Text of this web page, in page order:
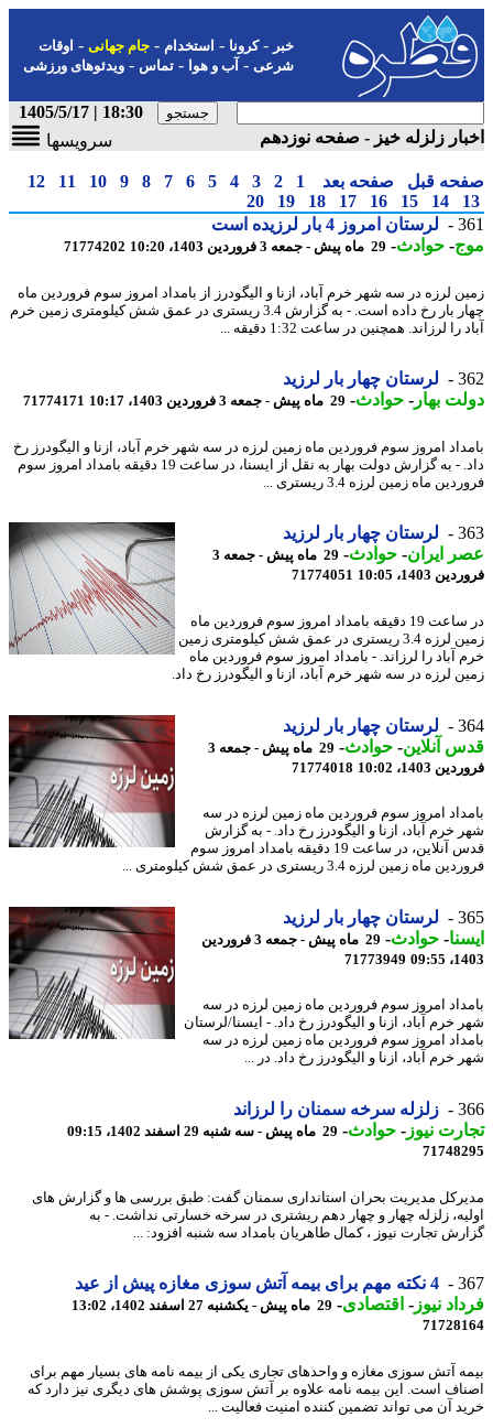
-کرونا-استخدام- جام جهانی-اوقات
شرعی-آب و هوا-تماس-ویدئوهای ورزشی
18:30 | 1405/5/17
زلزله خیز - صفحه نوزدهم
سرویسها
قبل صفحه بعد 1
2
3
4
5
6
7
8
9
10
11
12
14
15
16
17
18
19
20
لرستان امروز 4 بار لرزیده است
-حوادث -29 ماه پیش - جمعه 3 فروردین 1403، 10:20 71774202
لرزه در سه شهر خرم آباد، ازنا و الیگودرز از بامداد امروز سوم فروردین ماه
چهار بار رخ داده است. - به گزارش 3.4 ریستری در عمق شش کیلومتری زمین خرم
را لرزاند. همچنین در ساعت 1:32 دقیقه ...
لرستان چهار بار لرزید
بهار -حوادث -29 ماه پیش - جمعه 3 فروردین 1403، 10:17 71774171
امروز سوم فروردین ماه زمین لرزه در سه شهر خرم آباد، ازنا و الیگودرز رخ
داد. - به گزارش دولت بهار به نقل از ایسنا، در ساعت 19 دقیقه بامداد امروز سوم
ماه زمین لرزه 3.4 ریستری ...
لرستان چهار بار لرزید
ایران- حوادث -
29 ماه پیش - جمعه 3
1403، 10:05
71774051
در ساعت 19 دقیقه بامداد امروز سوم فروردین ماه
زمین لرزه 3.4 ریستری در عمق شش کیلومتری زمین
آباد را لرزاند. - بامداد امروز سوم فروردین ماه
لرزه در سه شهر خرم آباد، ازنا و الیگودرز رخ داد.
لرستان چهار بار لرزید
آنلاین-حوادث -
29 ماه پیش - جمعه 3
1403، 10:02
71774018
امروز سوم فروردین ماه زمین لرزه در سه
خرم آباد، ازنا و الیگودرز رخ داد. - به گزارش
قدس آنلاین، در ساعت 19 دقیقه بامداد امروز سوم
ماه زمین لرزه 3.4 ریستری در عمق شش کیلومتری ...
لرستان چهار بار لرزید
-حوادث -
29 ماه پیش - جمعه 3 فروردین
71773949
امروز سوم فروردین ماه زمین لرزه در سه
خرم آباد، ازنا و الیگودرز رخ داد. - ایسنا/لرستان
امروز سوم فروردین ماه زمین لرزه در سه
خرم آباد، ازنا و الیگودرز رخ داد. در ...
زلزله سرخه سمنان را لرزاند
نیوز-حوادث -29 ماه پیش - سه شنبه 29 اسفند 1402، 09:15
مدیریت بحران استانداری سمنان گفت: طبق بررسی ها و گزارش های
زلزله چهار و چهار دهم ریشتری در سرخه خسارتی نداشت. - به
تجارت نیوز ، کمال طاهریان بامداد سه شنبه افزود: ...
4 نکته مهم برای بیمه آتش سوزی مغازه پیش از عید
نیوز-اقتصادی-29 ماه پیش - یکشنبه 27 اسفند 1402، 13:02
آتش سوزی مغازه و واحدهای تجاری یکی از بیمه نامه های بسیار مهم برای
است. این بیمه نامه علاوه بر آتش سوزی پوشش های دیگری نیز دارد که
آن می تواند تضمین کننده امنیت فعالیت ...